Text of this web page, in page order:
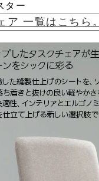
ター
ア 一覧はこちら。